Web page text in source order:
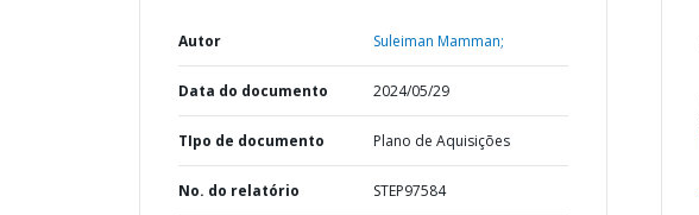
Autor Suleiman Mamman;
Data do documento 2024/05/29
TIpo de documento Plano de Aquisições
No. do relatório STEP97584